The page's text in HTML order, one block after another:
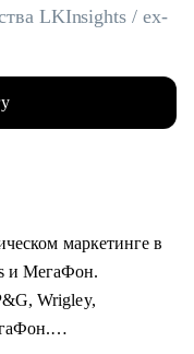
LKInsights / ex-
маркетинге в
и МегаФон.
Wrigley,